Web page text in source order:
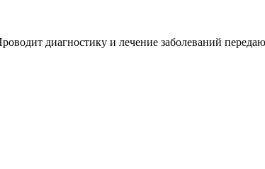
диагностику и лечение заболеваний